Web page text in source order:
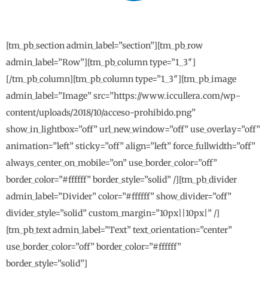
[tm_pb_section admin_label=”section”][tm_pb_row
admin_label=”Row”][tm_pb_column type=”1_3″]
[/tm_pb_column][tm_pb_column type=”1_3″][tm_pb_image
admin_label=”Image” src=”https://www.iccullera.com/wp-
content/uploads/2018/10/acceso-prohibido.png”
show_in_lightbox=”off” url_new_window=”off” use_overlay=”off”
animation=”left” sticky=”off” align=”left” force_fullwidth=”off”
always_center_on_mobile=”on” use_border_color=”off”
border_color=”#ffffff” border_style=”solid” /][tm_pb_divider
admin_label=”Divider” color=”#ffffff” show_divider=”off”
divider_style=”solid” custom_margin=”10px||10px|” /]
[tm_pb_text admin_label=”Text” text_orientation=”center”
use_border_color=”off” border_color=”#ffffff”
border_style=”solid”]